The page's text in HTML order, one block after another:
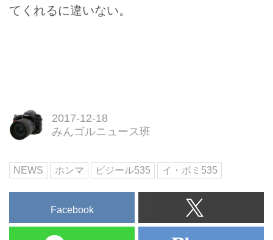
てくれるに違いない。
2017-12-18
みんゴルニュース班
NEWS ホンマ ビジール535 イ・ボミ535
Facebook